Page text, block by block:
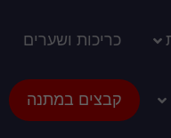
כריכות ושערים
קבצים במתנה